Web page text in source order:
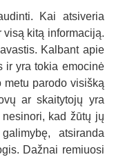
Kai atsiveria
kitą informaciją.
Kalbant apie
ir yra tokia emocinė
metu parodo visišką
ar skaitytojų yra
kad žūtų jų
atsiranda
Dažnai remiuosi